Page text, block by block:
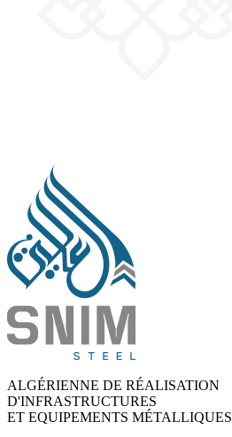
ALGÉRIENNE DE RÉALISATION
D'INFRASTRUCTURES
ET EQUIPEMENTS MÉTALLIQUES